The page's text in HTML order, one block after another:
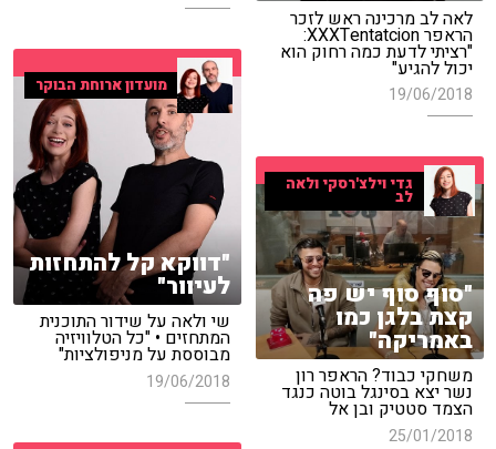
לאה לב מרכינה ראש לזכר
הראפר XXXTentatcion:
"רציתי לדעת כמה רחוק הוא
יכול להגיע"
19/06/2018 מועדון ארוחת הבוקר
"דווקא קל להתחזות
לעיוור"
שי ולאה על שידור התוכנית
המתחזים • "כל הטלוויזיה
מבוססת על מניפולציות"
19/06/2018
גדי וילצ'רסקי ולאה
לב
"סוף סוף יש פה
קצת בלגן כמו
באמריקה"
משחקי כבוד? הראפר רון
נשר יצא בסינגל בוטה כנגד
הצמד סטטיק ובן אל
25/01/2018